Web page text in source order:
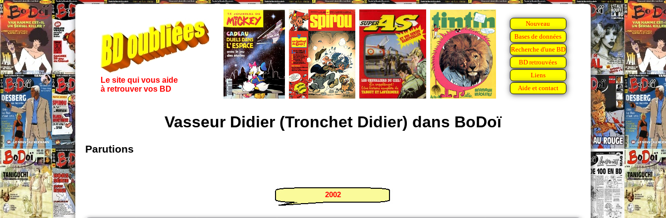
Le site qui vous aide
à retrouver vos BD
Nouveau
Bases de données
Recherche d'une BD
BD retrouvées
Liens
Aide et contact
Vasseur Didier (Tronchet Didier) dans BoDoï
Parutions
2002